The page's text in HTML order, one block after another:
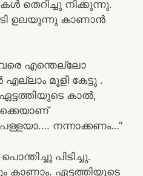
തെറിച്ചു നിക്കുന്നു.
ഉലയുന്നു കാണാൻ
എന്തെല്ലോ
മൂളി കേട്ടു .
കാൽ,
നന്നാക്കണം…”
പിടിച്ചു.
കാണാം. ഏട്ടത്തിയുടെ